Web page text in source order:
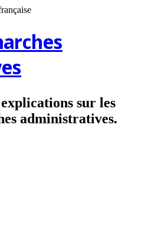
sur les
administratives.